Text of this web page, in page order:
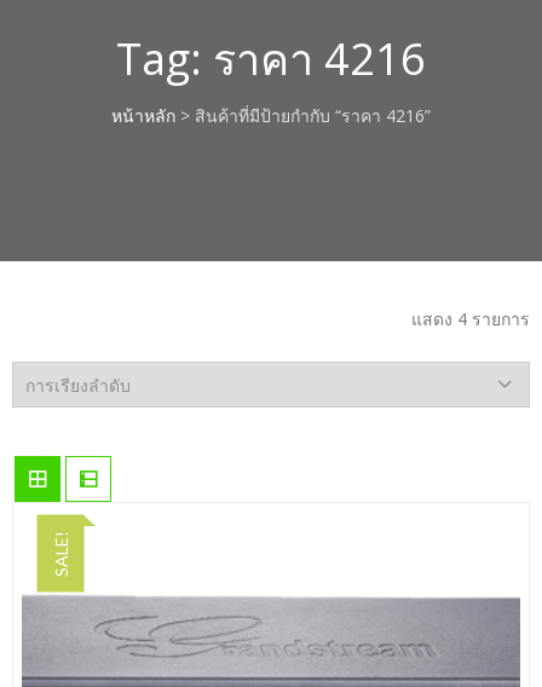
Tag: ราคา 4216
หน้าหลัก > สินค้าที่มีป้ายกำกับ “ราคา 4216”
แสดง 4 รายการ
SALE!